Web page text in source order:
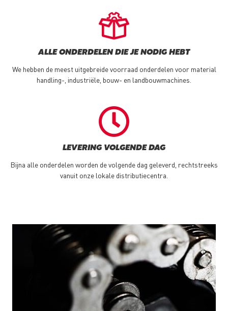
ALLE ONDERDELEN DIE JE NODIG HEBT
We hebben de meest uitgebreide voorraad onderdelen voor material
handling-, industriële, bouw- en landbouwmachines.
LEVERING VOLGENDE DAG
Bijna alle onderdelen worden de volgende dag geleverd, rechtstreeks
vanuit onze lokale distributiecentra.